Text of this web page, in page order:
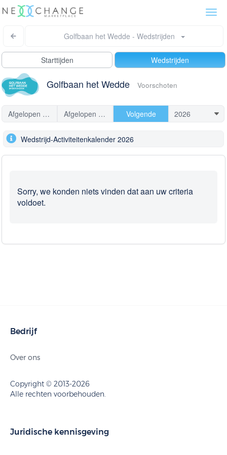
Golfbaan het Wedde - Wedstrijden
Starttijden Wedstrijden
Golfbaan het Wedde Voorschoten
Afgelopen 7 dagen Afgelopen 30 dagen Volgende
Wedstrijd-Activiteitenkalender 2026
Sorry, we konden niets vinden dat aan uw criteria
voldoet.
Bedrijf
Over ons
Copyright © 2013-2026
Alle rechten voorbehouden.
Juridische kennisgeving